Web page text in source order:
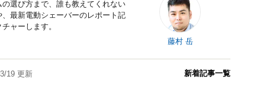
選び方まで、誰も教えてくれない
最新電動シェーバーのレポート記
ャーします。
藤村 岳
19 更新 新着記事一覧